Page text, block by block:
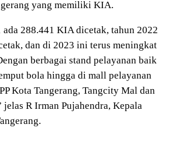
yang memiliki KIA.
ada 288.441 KIA dicetak, tahun 2022
dan di 2023 ini terus meningkat
berbagai stand pelayanan baik
bola hingga di mall pelayanan
Kota Tangerang, Tangcity Mal dan
R Irman Pujahendra, Kepala